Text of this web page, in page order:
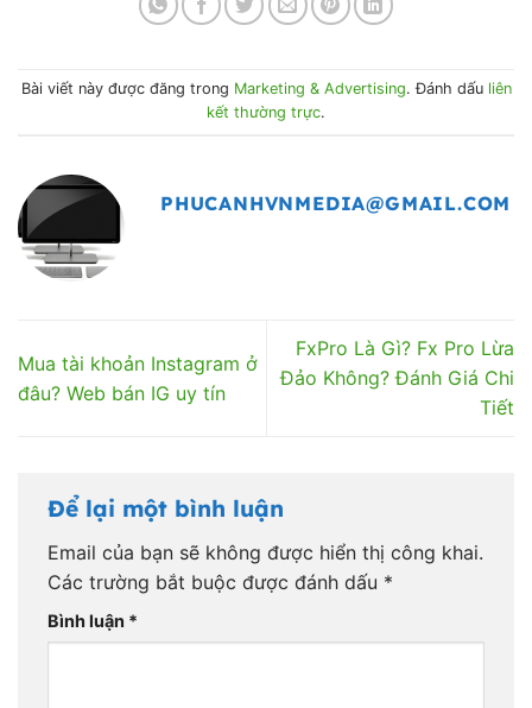
Bài viết này được đăng trong Marketing & Advertising. Đánh dấu liên
kết thường trực.
PHUCANHVNMEDIA@GMAIL.COM
Mua tài khoản Instagram ở
đâu? Web bán IG uy tín
FxPro Là Gì? Fx Pro Lừa
Đảo Không? Đánh Giá Chi
Tiết
Để lại một bình luận
Email của bạn sẽ không được hiển thị công khai.
Các trường bắt buộc được đánh dấu *
Bình luận *